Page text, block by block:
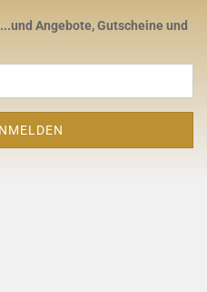
...und Angebote, Gutscheine und